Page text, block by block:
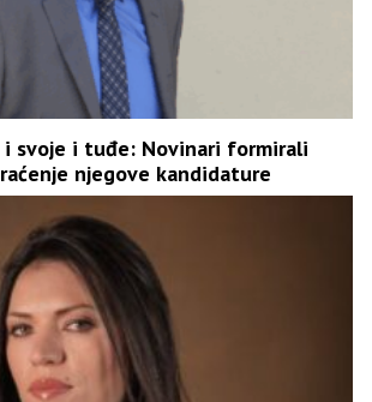
i svoje i tuđe: Novinari formirali
njegove kandidature